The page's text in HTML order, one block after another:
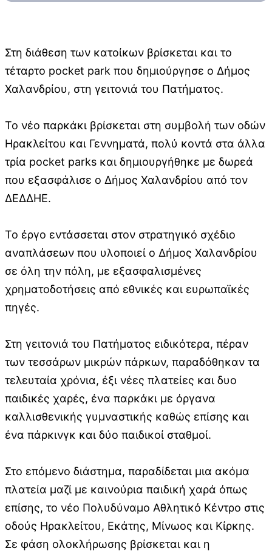
Στη διάθεση των κατοίκων βρίσκεται και το
τέταρτο pocket park που δημιούργησε ο Δήμος
Χαλανδρίου, στη γειτονιά του Πατήματος.
Το νέο παρκάκι βρίσκεται στη συμβολή των οδών
Ηρακλείτου και Γεννηματά, πολύ κοντά στα άλλα
τρία pocket parks και δημιουργήθηκε με δωρεά
που εξασφάλισε ο Δήμος Χαλανδρίου από τον
ΔΕΔΔΗΕ.
Το έργο εντάσσεται στον στρατηγικό σχέδιο
αναπλάσεων που υλοποιεί ο Δήμος Χαλανδρίου
σε όλη την πόλη, με εξασφαλισμένες
χρηματοδοτήσεις από εθνικές και ευρωπαϊκές
πηγές.
Στη γειτονιά του Πατήματος ειδικότερα, πέραν
των τεσσάρων μικρών πάρκων, παραδόθηκαν τα
τελευταία χρόνια, έξι νέες πλατείες και δυο
παιδικές χαρές, ένα παρκάκι με όργανα
καλλισθενικής γυμναστικής καθώς επίσης και
ένα πάρκινγκ και δύο παιδικοί σταθμοί.
Στο επόμενο διάστημα, παραδίδεται μια ακόμα
πλατεία μαζί με καινούρια παιδική χαρά όπως
επίσης, το νέο Πολυδύναμο Αθλητικό Κέντρο στις
οδούς Ηρακλείτου, Εκάτης, Μίνωος και Κίρκης.
Σε φάση ολοκλήρωσης βρίσκεται και η